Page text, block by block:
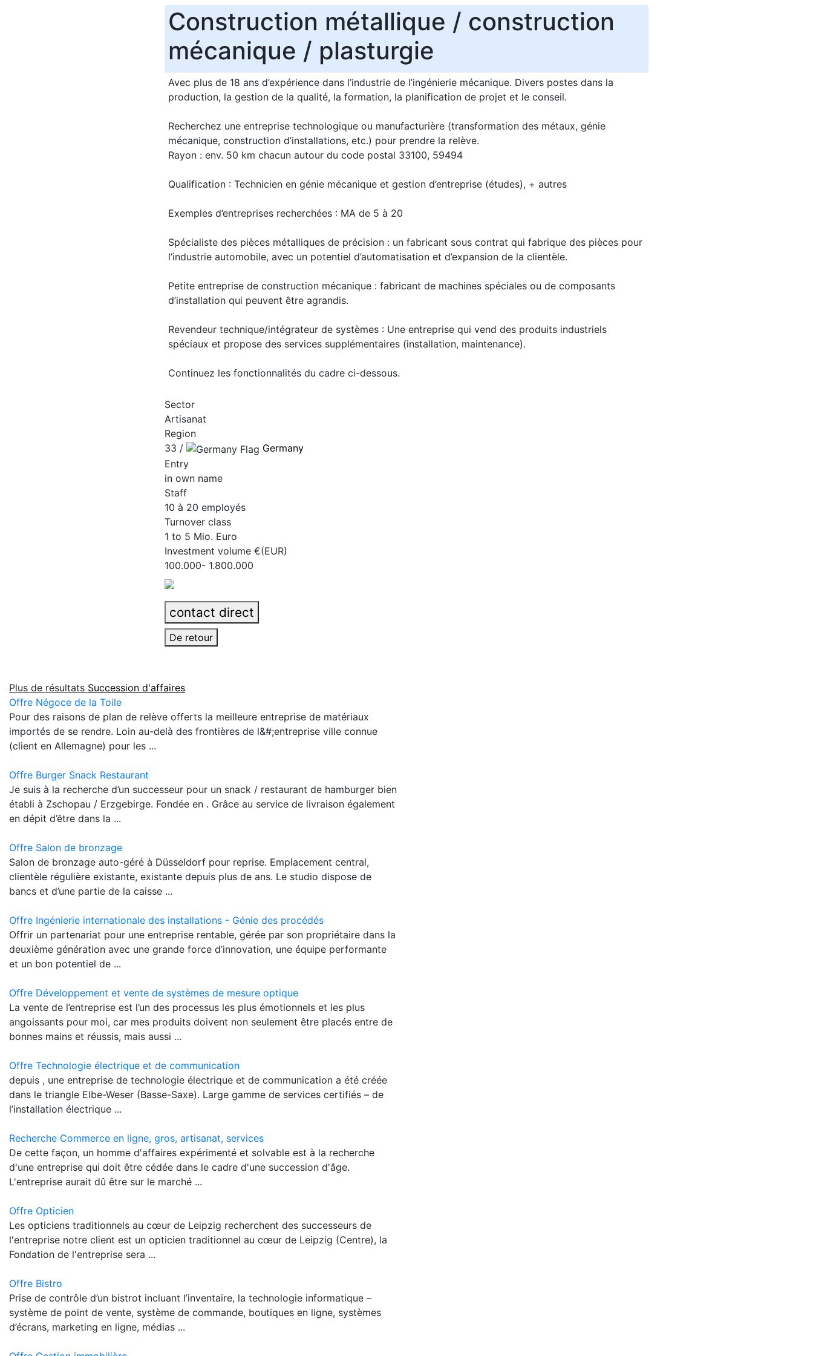
Construction métallique / construction
mécanique / plasturgie
Avec plus de 18 ans d’expérience dans l’industrie de l’ingénierie mécanique. Divers postes dans la
production, la gestion de la qualité, la formation, la planification de projet et le conseil.
Recherchez une entreprise technologique ou manufacturière (transformation des métaux, génie
mécanique, construction d’installations, etc.) pour prendre la relève.
Rayon : env. 50 km chacun autour du code postal 33100, 59494
Qualification : Technicien en génie mécanique et gestion d’entreprise (études), + autres
Exemples d’entreprises recherchées : MA de 5 à 20
Spécialiste des pièces métalliques de précision : un fabricant sous contrat qui fabrique des pièces pour
l’industrie automobile, avec un potentiel d’automatisation et d’expansion de la clientèle.
Petite entreprise de construction mécanique : fabricant de machines spéciales ou de composants
d’installation qui peuvent être agrandis.
Revendeur technique/intégrateur de systèmes : Une entreprise qui vend des produits industriels
spéciaux et propose des services supplémentaires (installation, maintenance).
Continuez les fonctionnalités du cadre ci-dessous.
Sector
Artisanat
Region
33 /
Germany
Entry
in own name
Staff
10 à 20 employés
Turnover class
1 to 5 Mio. Euro
Investment volume €(EUR)
100.000- 1.800.000
contact direct
De retour
Plus de résultats Succession d'affaires
Offre Négoce de la Toile
Pour des raisons de plan de relève offerts la meilleure entreprise de matériaux
importés de se rendre. Loin au-delà des frontières de l&#;entreprise ville connue
(client en Allemagne) pour les ...
Offre Burger Snack Restaurant
Je suis à la recherche d’un successeur pour un snack / restaurant de hamburger bien
établi à Zschopau / Erzgebirge. Fondée en . Grâce au service de livraison également
en dépit d’être dans la ...
Offre Salon de bronzage
Salon de bronzage auto-géré à Düsseldorf pour reprise. Emplacement central,
clientèle régulière existante, existante depuis plus de ans. Le studio dispose de
bancs et d’une partie de la caisse ...
Offre Ingénierie internationale des installations - Génie des procédés
Offrir un partenariat pour une entreprise rentable, gérée par son propriétaire dans la
deuxième génération avec une grande force d’innovation, une équipe performante
et un bon potentiel de ...
Offre Développement et vente de systèmes de mesure optique
La vente de l’entreprise est l’un des processus les plus émotionnels et les plus
angoissants pour moi, car mes produits doivent non seulement être placés entre de
bonnes mains et réussis, mais aussi ...
Offre Technologie électrique et de communication
depuis , une entreprise de technologie électrique et de communication a été créée
dans le triangle Elbe-Weser (Basse-Saxe). Large gamme de services certifiés – de
l’installation électrique ...
Recherche Commerce en ligne, gros, artisanat, services
De cette façon, un homme d'affaires expérimenté et solvable est à la recherche
d'une entreprise qui doit être cédée dans le cadre d'une succession d'âge.
L'entreprise aurait dû être sur le marché ...
Offre Opticien
Les opticiens traditionnels au cœur de Leipzig recherchent des successeurs de
l'entreprise notre client est un opticien traditionnel au cœur de Leipzig (Centre), la
Fondation de l'entreprise sera ...
Offre Bistro
Prise de contrôle d’un bistrot incluant l’inventaire, la technologie informatique –
système de point de vente, système de commande, boutiques en ligne, systèmes
d’écrans, marketing en ligne, médias ...